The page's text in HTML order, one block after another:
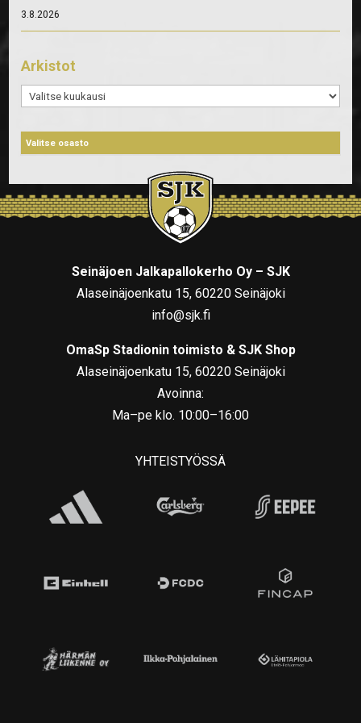
3.8.2026
Arkistot
Arkistot
Seinäjoen Jalkapallokerho Oy – SJK
Alaseinäjoenkatu 15, 60220 Seinäjoki
info@sjk.fi
OmaSp Stadionin toimisto & SJK Shop
Alaseinäjoenkatu 15, 60220 Seinäjoki
Avoinna:
Ma–pe klo. 10:00–16:00
YHTEISTYÖSSÄ